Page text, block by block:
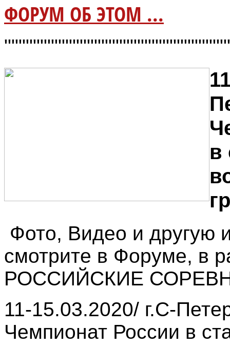
ФОРУМ ОБ ЭТОМ ...
в
Фото, Видео и другую
смотрите в Форуме, в
РОССИЙСКИЕ
11-15.03.2020/ г.С-
Чемпионат России в